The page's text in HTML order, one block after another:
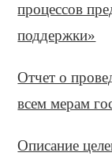
процессов
поддержки»
Отчет о
всем мерам
Описание